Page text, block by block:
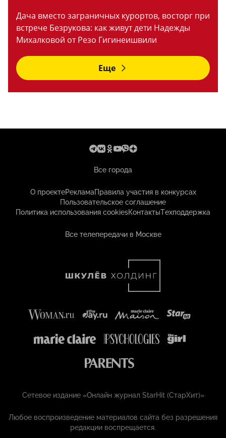
Дача вместо заграничных курортов, восторг при
встрече Безрукова: как живут дети Надежды
Михалковой от Резо Гигинеишвили
Еще
Все города
О проектеРекламаПравила участия в конкурсах
Пользовательское соглашение
Политика использования cookiesКонтактыТехподдержка
Все телепередачи в Москве
Сетевое издание «Онлайн журнал StarHit (СтарХит)»
Любое воспроизведение материалов сайта без разрешения
редакции воспрещается.